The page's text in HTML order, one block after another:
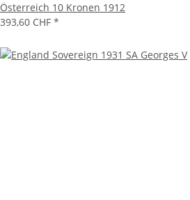
Österreich 10 Kronen 1912
393,60 CHF *